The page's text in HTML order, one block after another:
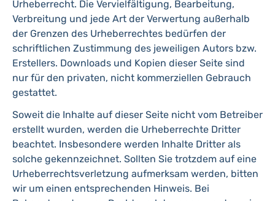
Urheberrecht. Die Vervielfältigung, Bearbeitung,
Verbreitung und jede Art der Verwertung außerhalb
der Grenzen des Urheberrechtes bedürfen der
schriftlichen Zustimmung des jeweiligen Autors bzw.
Erstellers. Downloads und Kopien dieser Seite sind
nur für den privaten, nicht kommerziellen Gebrauch
gestattet.
Soweit die Inhalte auf dieser Seite nicht vom Betreiber
erstellt wurden, werden die Urheberrechte Dritter
beachtet. Insbesondere werden Inhalte Dritter als
solche gekennzeichnet. Sollten Sie trotzdem auf eine
Urheberrechtsverletzung aufmerksam werden, bitten
wir um einen entsprechenden Hinweis. Bei